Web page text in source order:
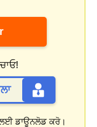
ਡਾਊਨਲੋਡ ਕਰੋ।